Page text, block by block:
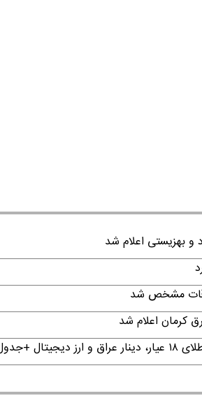
مشخص شد